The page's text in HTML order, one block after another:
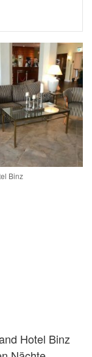
Binz
Hotel Binz